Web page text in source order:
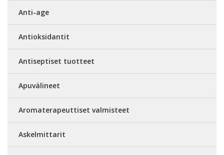
Anti-age
Antioksidantit
Antiseptiset tuotteet
Apuvälineet
Aromaterapeuttiset valmisteet
Askelmittarit